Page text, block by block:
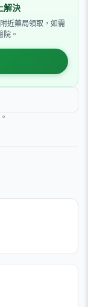
解決
近藥局領取，如需
。